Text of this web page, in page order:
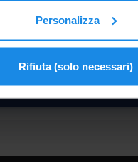
Personalizza
Rifiuta (solo necessari)
VEDI CAMERE